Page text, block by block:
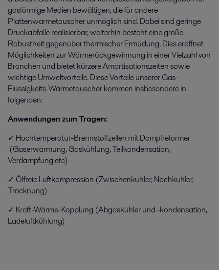
gasförmige Medien bewältigen, die für andere
Plattenwärmetauscher unmöglich sind. Dabei sind geringe
Druckabfälle realisierbar, weiterhin besteht eine große
Robustheit gegenüber thermischer Ermüdung. Dies eröffnet
Möglichkeiten zur Wärmerückgewinnung in einer Vielzahl von
Branchen und bietet kürzere Amortisationszeiten sowie
wichtige Umweltvorteile. Diese Vorteile unserer Gas-
Flüssigkeits-Wärmetauscher kommen insbesondere in
folgenden:
Anwendungen zum Tragen:
✓ Hochtemperatur-Brennstoffzellen mit Dampfreformer
(Gaserwärmung, Gaskühlung, Teilkondensation,
Verdampfung etc)
✓ Ölfreie Luftkompression (Zwischenkühler, Nachkühler,
Trocknung)
✓ Kraft-Wärme-Kopplung (Abgaskühler und -kondensation,
Ladeluftkühlung)